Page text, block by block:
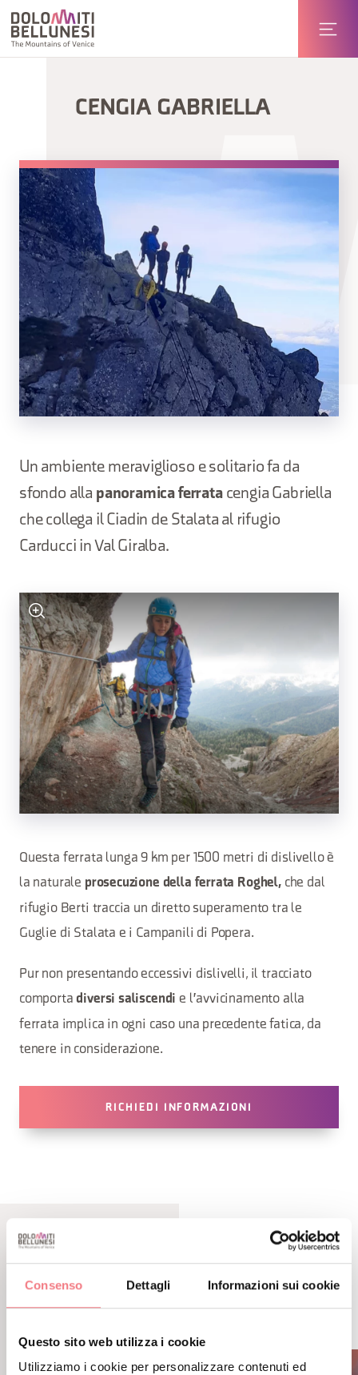
Consenso Dettagli Informazioni sui cookie
Questo sito web utilizza i cookie
Utilizziamo i cookie per personalizzare contenuti ed
CENGIA GABRIELLA
Un ambiente meraviglioso e solitario fa da
sfondo alla panoramica ferratacengia Gabriella
che collega il Ciadin de Stalata al rifugio
Carducci in Val Giralba.
Questa ferrata lunga 9 km per 1500 metri di dislivello è
la naturale prosecuzione della ferrata Roghel,che dal
rifugio Berti traccia un diretto superamento tra le
Guglie di Stalata e i Campanili di Popera.
Pur non presentando eccessivi dislivelli, il tracciato
comporta diversi saliscendi e l'avvicinamento alla
ferrata implica in ogni caso una precedente fatica, da
tenere in considerazione.
RICHIEDI INFORMAZIONI
POTREBBE PIACERTI
ANCHE